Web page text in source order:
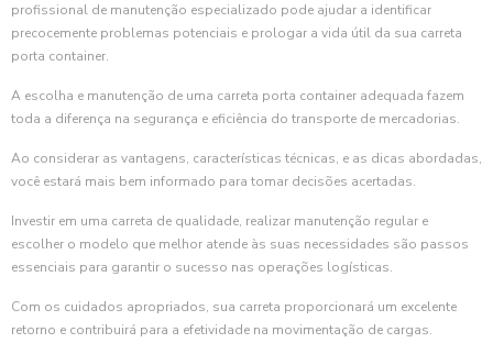
profissional de manutenção especializado pode ajudar a identificar
precocemente problemas potenciais e prologar a vida útil da sua carreta
porta container.
A escolha e manutenção de uma carreta porta container adequada fazem
toda a diferença na segurança e eficiência do transporte de mercadorias.
Ao considerar as vantagens, características técnicas, e as dicas abordadas,
você estará mais bem informado para tomar decisões acertadas.
Investir em uma carreta de qualidade, realizar manutenção regular e
escolher o modelo que melhor atende às suas necessidades são passos
essenciais para garantir o sucesso nas operações logísticas.
Com os cuidados apropriados, sua carreta proporcionará um excelente
retorno e contribuirá para a efetividade na movimentação de cargas.